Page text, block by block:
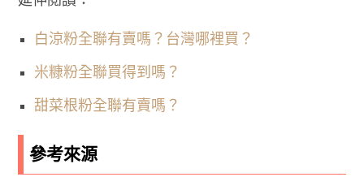
白涼粉全聯有賣嗎？台灣哪裡買？
米糠粉全聯買得到嗎？
甜菜根粉全聯有賣嗎？
參考來源